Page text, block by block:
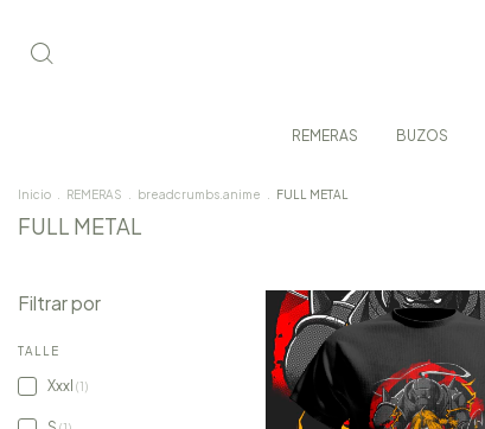
REMERAS BUZOS
Inicio REMERAS breadcrumbs.anime FULL METAL
FULL METAL
Filtrar por
TALLE
Xxxl (1)